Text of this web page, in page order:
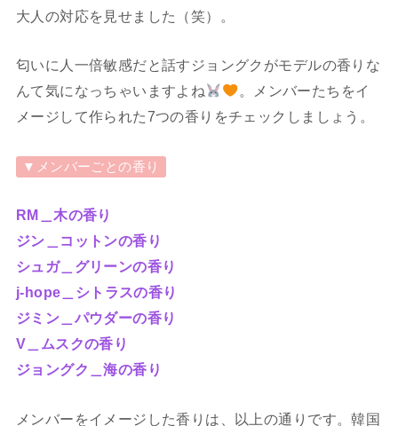
大人の対応を見せました（笑）。
匂いに人一倍敏感だと話すジョングクがモデルの香りな
んて気になっちゃいますよね
。メンバーたちをイ
メージして作られた7つの香りをチェックしましょう。
▼メンバーごとの香り
RM＿木の香り
ジン＿コットンの香り
シュガ＿グリーンの香り
j-hope＿シトラスの香り
ジミン＿パウダーの香り
V＿ムスクの香り
ジョングク＿海の香り
メンバーをイメージした香りは、以上の通りです。韓国